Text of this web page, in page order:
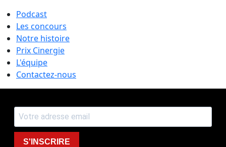
Podcast
Les concours
Notre histoire
Prix Cinergie
L'équipe
Contactez-nous
S'INSCRIRE